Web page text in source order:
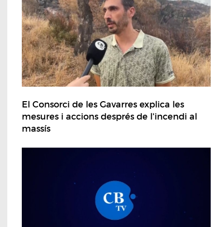
El Consorci de les Gavarres explica les
mesures i accions després de l'incendi al
massís